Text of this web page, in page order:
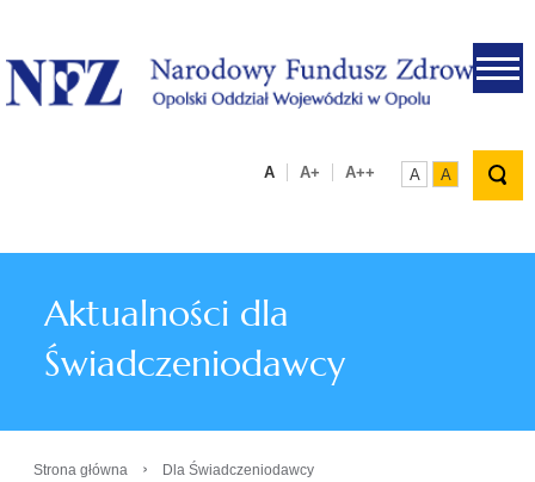
.
A A+ A++ A A
Aktualności dla
Świadczeniodawcy
Strona główna › Dla Świadczeniodawcy